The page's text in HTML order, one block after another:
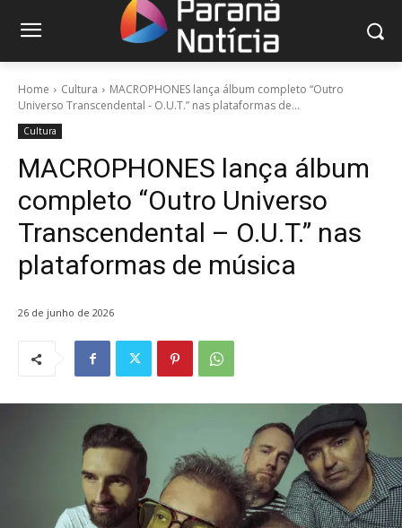
Home Cultura
MACROPHONES lança álbum completo “Outro
Universo Transcendental - O.U.T.” nas plataformas de...
Cultura
MACROPHONES lança álbum
completo “Outro Universo
Transcendental – O.U.T.” nas
plataformas de música
26 de junho de 2026